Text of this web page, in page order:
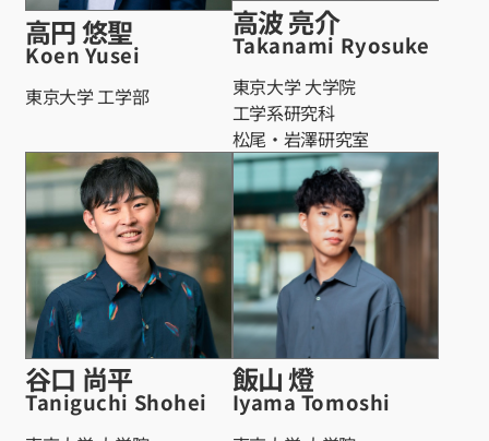
高円 悠聖
Koen Yusei
東京大学 工学部
高波 亮介
Takanami Ryosuke
東京大学 大学院
工学系研究科
松尾・岩澤研究室
谷口 尚平
Taniguchi Shohei
飯山 燈
Iyama Tomoshi